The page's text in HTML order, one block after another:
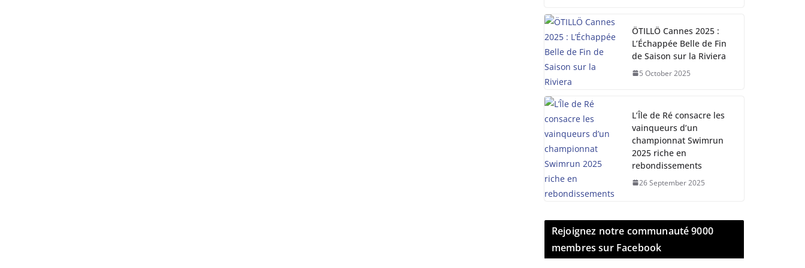
ÖTILLÖ Cannes 2025 :
L’Échappée Belle de Fin
de Saison sur la Riviera
5 October 2025
L’Île de Ré consacre les
vainqueurs d’un
championnat Swimrun
2025 riche en
rebondissements
26 September 2025
Rejoignez notre communauté 9000
membres sur Facebook